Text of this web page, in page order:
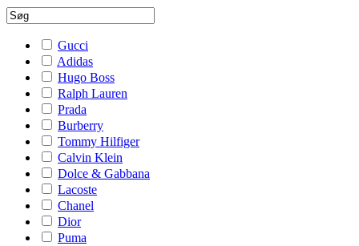
Gucci
Adidas
Hugo Boss
Ralph Lauren
Prada
Burberry
Tommy Hilfiger
Calvin Klein
Dolce & Gabbana
Lacoste
Chanel
Dior
Puma